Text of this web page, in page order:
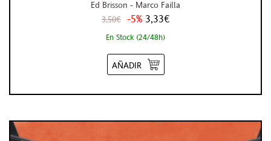
Ed Brisson - Marco Failla
3,50€ -5% 3,33€
En Stock (24/48h)
AÑADIR